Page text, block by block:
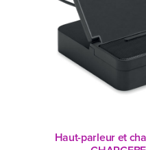
Haut-parleur et